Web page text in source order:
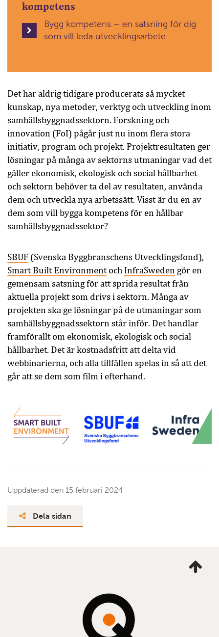
kompetens
Bygg kompetens – en satsning för dig
som vill leda utvecklingsarbete
Det har aldrig tidigare producerats så mycket
kunskap, nya metoder, verktyg och utveckling inom
samhällsbyggnadssektorn. Forskning och
innovation (FoI) pågår just nu inom flera stora
initiativ, program och projekt. Projektresultaten ger
lösningar på många av sektorns utmaningar vad det
gäller ekonomisk, ekologisk och social hållbarhet
och sektorn behöver ta del av resultaten, använda
dem och utveckla nya arbetssätt. Visst är du en av
dem som vill bygga kompetens för en hållbar
samhällsbyggnadssektor?
SBUF (Svenska Byggbranschens Utvecklingsfond),
Smart Built Environmentoch InfraSweden gör en
gemensam satsning för att sprida resultat från
aktuella projekt som drivs i sektorn. Många av
projekten ska ge lösningar på de utmaningar som
samhällsbyggnadssektorn står inför. Det handlar
framförallt om ekonomisk, ekologisk och social
hållbarhet. Det är kostnadsfritt att delta vid
webbinarierna, och alla tillfällen spelas in så att det
går att se dem som film i efterhand.
Uppdaterad den 15 februari 2024
Dela sidan
mig